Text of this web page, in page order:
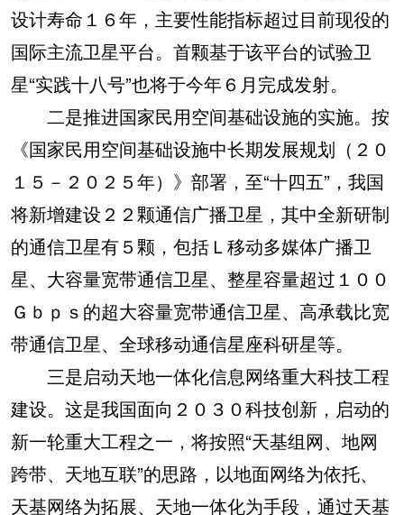
设计寿命１６年，主要性能指标超过目前现役的
国际主流卫星平台。首颗基于该平台的试验卫
星“实践十八号”也将于今年６月完成发射。
二是推进国家民用空间基础设施的实施。按
《国家民用空间基础设施中长期发展规划（２０
１５－２０２５年）》部署，至“十四五”，我国
将新增建设２２颗通信广播卫星，其中全新研制
的通信卫星有５颗，包括Ｌ移动多媒体广播卫
星、大容量宽带通信卫星、整星容量超过１００
Ｇｂｐｓ的超大容量宽带通信卫星、高承载比宽
带通信卫星、全球移动通信星座科研星等。
三是启动天地一体化信息网络重大科技工程
建设。这是我国面向２０３０科技创新，启动的
新一轮重大工程之一，将按照“天基组网、地网
跨带、天地互联”的思路，以地面网络为依托、
天基网络为拓展、天地一体化为手段，通过天基